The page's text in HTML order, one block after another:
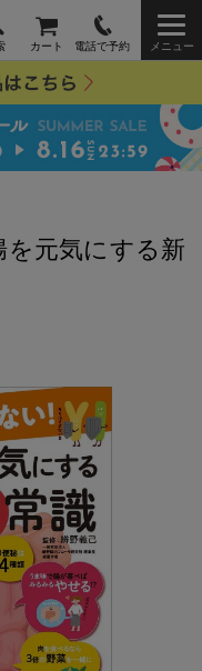
カート 電話で予約 メニュー
元気にする新